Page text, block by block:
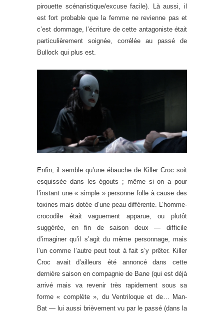
pirouette scénaristique/excuse facile). Là aussi, il
est fort probable que la femme ne revienne pas et
c’est dommage, l’écriture de cette antagoniste était
particulièrement soignée, corrélée au passé de
Bullock qui plus est.
Enfin, il semble qu’une ébauche de Killer Croc soit
esquissée dans les égouts ; même si on a pour
l’instant une « simple » personne folle à cause des
toxines mais dotée d’une peau différente. L’homme-
crocodile était vaguement apparue, ou plutôt
suggérée, en fin de saison deux — difficile
d’imaginer qu’il s’agit du même personnage, mais
l’un comme l’autre peut tout à fait s’y prêter. Killer
Croc avait d’ailleurs été annoncé dans cette
dernière saison en compagnie de Bane (qui est déjà
arrivé mais va revenir très rapidement sous sa
forme « complète », du Ventriloque et de… Man-
Bat — lui aussi brièvement vu par le passé (dans la